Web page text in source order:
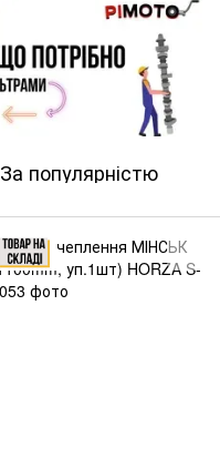
За популярністю